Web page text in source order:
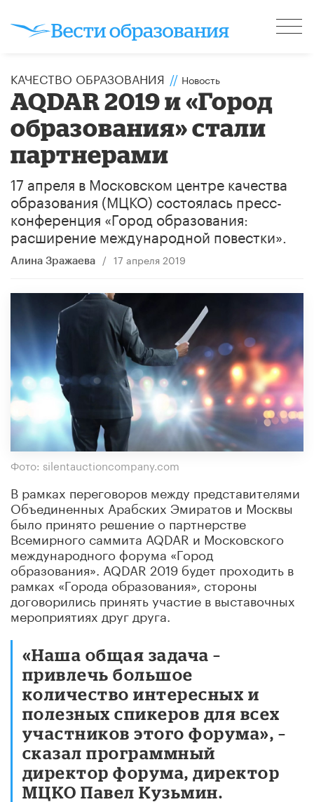
КАЧЕСТВО ОБРАЗОВАНИЯ // Новость
AQDAR 2019 и «Город
образования» стали
партнерами
17 апреля в Московском центре качества
образования (МЦКО) состоялась пресс-
конференция «Город образования:
расширение международной повестки».
Алина Зражаева / 17 апреля 2019
Фото: silentauctioncompany.com
В рамках переговоров между представителями
Объединенных Арабских Эмиратов и Москвы
было принято решение о партнерстве
Всемирного саммита AQDAR и Московского
международного форума «Город
образования». AQDAR 2019 будет проходить в
рамках «Города образования», стороны
договорились принять участие в выставочных
мероприятиях друг друга.
«Наша общая задача –
привлечь большое
количество интересных и
полезных спикеров для всех
участников этого форума», –
сказал программный
директор форума, директор
МЦКО Павел Кузьмин.